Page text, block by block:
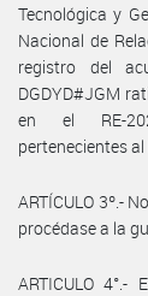
Tecnológica y
Nacional de
registro del
DGDYD#JGM
en el RE-
pertenecientes
ARTÍCULO 3º.-
procédase a la
ARTICULO